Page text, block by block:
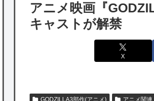
のは韓国人である理由がこちら
も感謝してるらしい…（ﾌﾞﾙﾌﾞﾙ
海外「日本よ、お前がナンバ
衝撃
アニメ映画『
キャストが解禁
X
GODZILLA3部作(アニメ) アニメ関連